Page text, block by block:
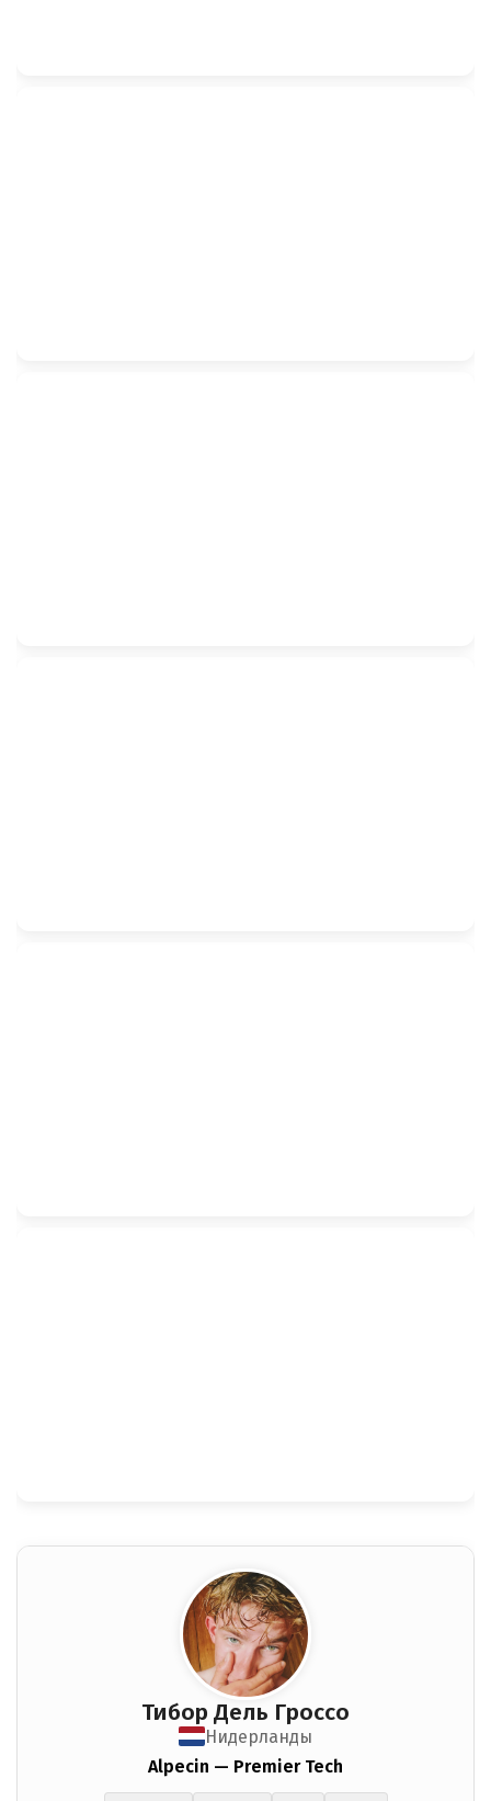
Тибор Дель Гроссо
Нидерланды
Alpecin — Premier Tech